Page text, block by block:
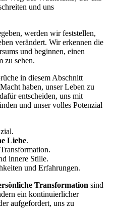
und uns
werden wir feststellen,
verändert. Wir erkennen die
und beginnen, einen
zu sehen.
in diesem Abschnitt
haben, unser Leben zu
entscheiden, uns mit
und unser volles Potenzial
Liebe.
innere Stille.
und Erfahrungen.
Transformation sind
ein kontinuierlicher
aufgefordert, uns zu